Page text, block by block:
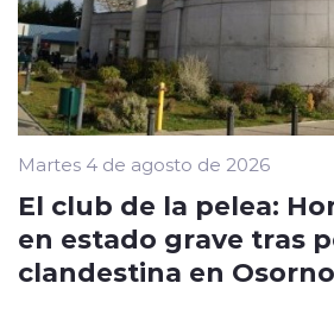
Martes 4 de agosto de 2026
El club de la pelea:
en estado grave tras
clandestina en Osorno